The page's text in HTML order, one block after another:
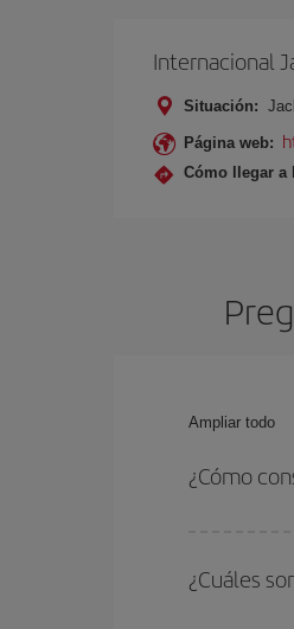
Internacional
Situación:
Página web:
Cómo llegar a
Ampliar todo
¿Cómo
las fechas y
¿Cuáles